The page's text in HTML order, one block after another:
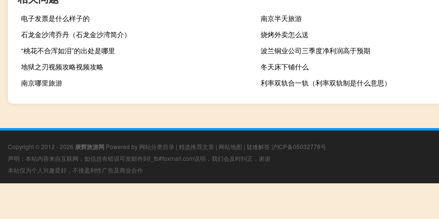
电子发票是什么样子的
南京半天旅游
石龙金沙湾乔丹（石龙金沙湾简介）
烧烤外卖怎么送
“桃花不合浑如泪”的出处是哪里
波兰铜业公司三季度净利润高于预期
地狱之刃视频攻略视频攻略
冬天床下铺什么
南京哪里旅游
利率双轨合一轨（利率双轨制是什么意思）
Copyright © 2012 - 2026 康辉旅游网 Powered by 网站分类目录 | 精选推荐文章 | 网站地图 | 疑难解答 沪ICP备05032778号
声明：本站内容来自互联网，如信息有错误可发邮件到f_fb#foxmail.com说明，我们会及时纠正，谢谢
本站仅为个人兴趣爱好，不接盈利性广告及商业合作